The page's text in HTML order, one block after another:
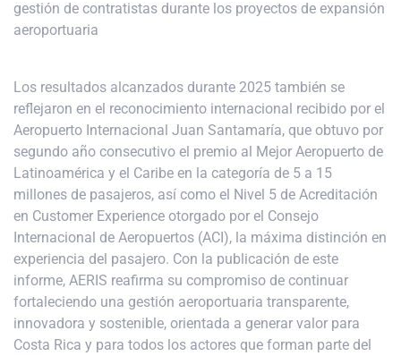
gestión de contratistas durante los proyectos de expansión
aeroportuaria
Los resultados alcanzados durante 2025 también se
reflejaron en el reconocimiento internacional recibido por el
Aeropuerto Internacional Juan Santamaría, que obtuvo por
segundo año consecutivo el premio al Mejor Aeropuerto de
Latinoamérica y el Caribe en la categoría de 5 a 15
millones de pasajeros, así como el Nivel 5 de Acreditación
en Customer Experience otorgado por el Consejo
Internacional de Aeropuertos (ACI), la máxima distinción en
experiencia del pasajero. Con la publicación de este
informe, AERIS reafirma su compromiso de continuar
fortaleciendo una gestión aeroportuaria transparente,
innovadora y sostenible, orientada a generar valor para
Costa Rica y para todos los actores que forman parte del